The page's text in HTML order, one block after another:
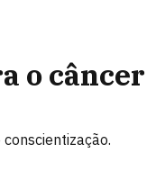
o câncer